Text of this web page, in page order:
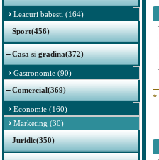
Leacuri babesti (164)
Sport(456)
Casa si gradina(372)
Gastronomie (90)
Comercial(369)
Economie (160)
Marketing (30)
Juridic(350)
*